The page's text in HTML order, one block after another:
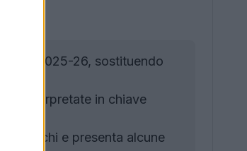
2025-26, sostituendo
reinterpretate in chiave
bianchi e presenta alcune